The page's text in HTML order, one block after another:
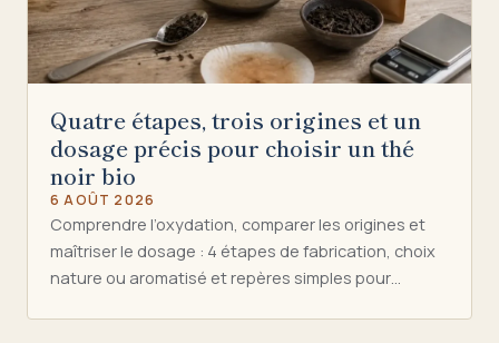
Quatre étapes, trois origines et un
dosage précis pour choisir un thé
noir bio
6 AOÛT 2026
Comprendre l’oxydation, comparer les origines et
maîtriser le dosage : 4 étapes de fabrication, choix
nature ou aromatisé et repères simples pour…